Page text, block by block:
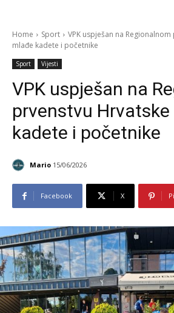
Home Sport
VPK uspješan na
mlađe kadete i početnike
Sport Vijesti
VPK uspješan na
prvenstvu
kadete i početnike
Mario 15/06/2026
Facebook X